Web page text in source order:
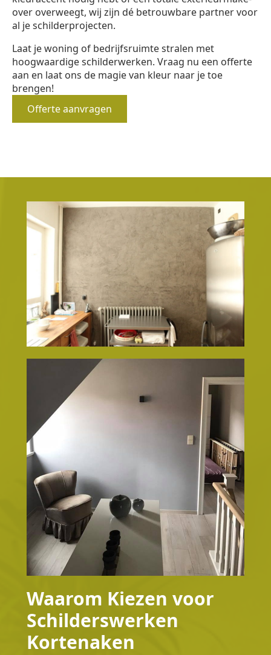
over overweegt, wij zijn dé betrouwbare partner voor
al je schilderprojecten.
Laat je woning of bedrijfsruimte stralen met
hoogwaardige schilderwerken. Vraag nu een offerte
aan en laat ons de magie van kleur naar je toe
brengen!
Offerte aanvragen
Waarom Kiezen voor
Schilderswerken
Kortenaken